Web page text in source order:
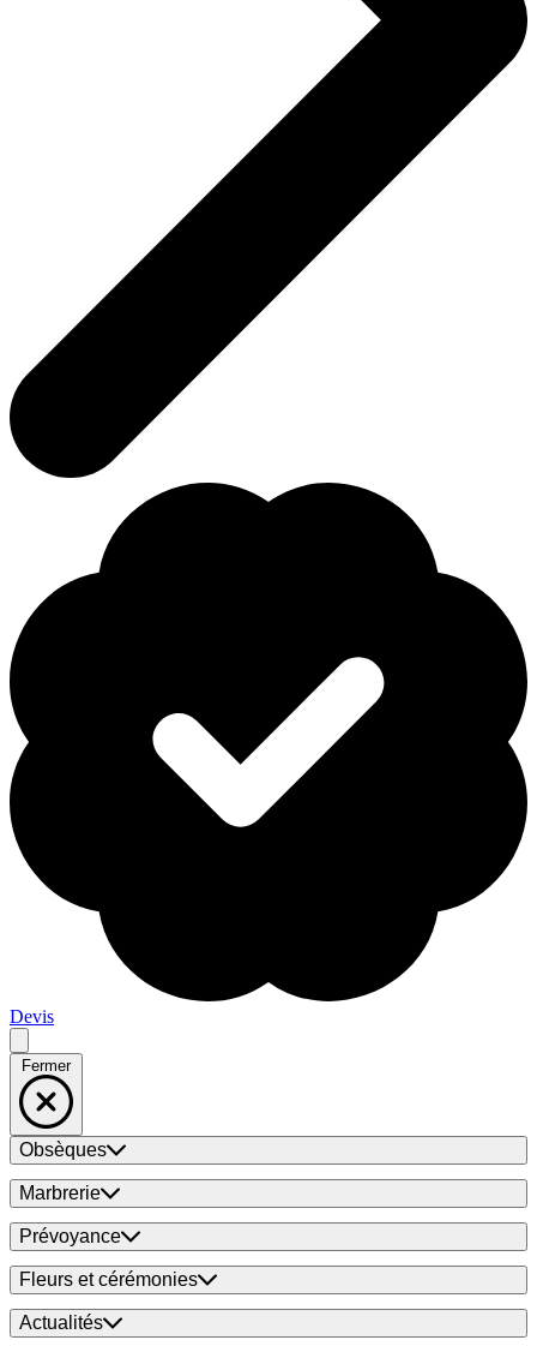
Devis
Fermer
Obsèques
Marbrerie
Prévoyance
Fleurs et cérémonies
Actualités